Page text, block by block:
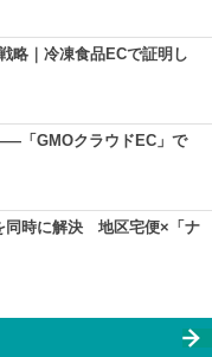
略｜冷凍食品ECで証明し
「GMOクラウドEC」で
同時に解決 地区宅便×「ナ